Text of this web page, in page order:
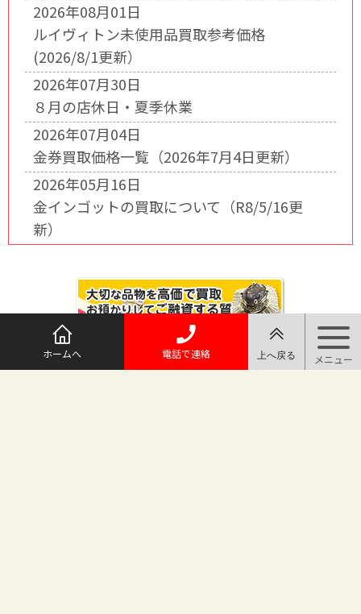
2026年08月01日
ルイヴィトン未使用品買取参考価格
(2026/8/1更新）
2026年07月30日
８月の店休日・夏季休業
2026年07月04日
金券買取価格一覧（2026年7月4日更新）
2026年05月16日
金インゴットの買取について（R8/5/16更
新）
ホームへ 電話で連絡